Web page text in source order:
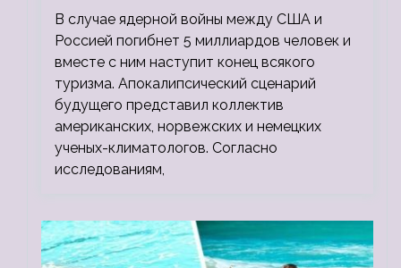
людей
В случае ядерной войны между США и
Россией погибнет 5 миллиардов человек и
вместе с ним наступит конец всякого
туризма. Апокалипсический сценарий
будущего представил коллектив
американских, норвежских и немецких
ученых-климатологов. Согласно
исследованиям,